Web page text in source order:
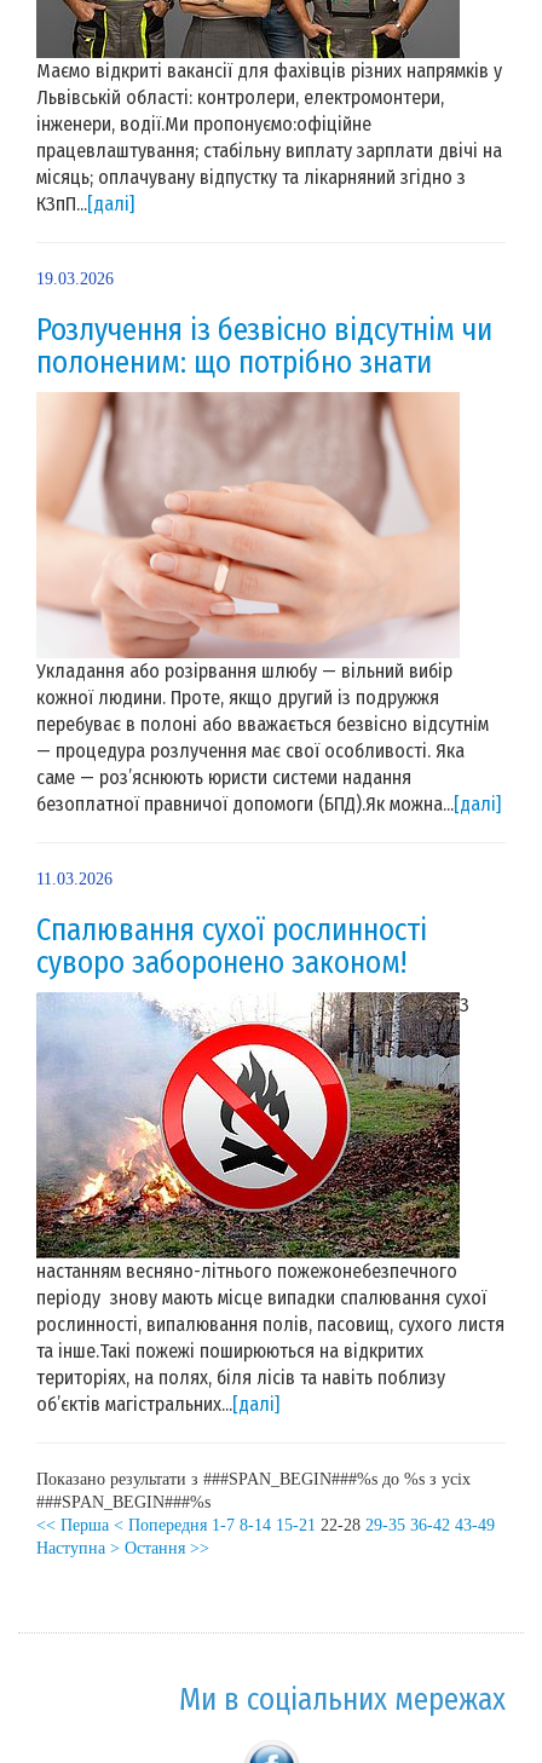
Маємо відкриті вакансії для фахівців різних напрямків у
Львівській області: контролери, електромонтери,
інженери, водії.Ми пропонуємо:офіційне
працевлаштування; стабільну виплату зарплати двічі на
місяць; оплачувану відпустку та лікарняний згідно з
КЗпП...[далі]
19.03.2026
Розлучення із безвісно відсутнім чи
полоненим: що потрібно знати
Укладання або розірвання шлюбу — вільний вибір
кожної людини. Проте, якщо другий із подружжя
перебуває в полоні або вважається безвісно відсутнім
— процедура розлучення має свої особливості. Яка
саме — роз’яснюють юристи системи надання
безоплатної правничої допомоги (БПД).Як можна...[далі]
11.03.2026
Спалювання сухої рослинності
суворо заборонено законом!
З
настанням весняно-літнього пожежонебезпечного
періоду знову мають місце випадки спалювання сухої
рослинності, випалювання полів, пасовищ, сухого листя
та інше.Такі пожежі поширюються на відкритих
територіях, на полях, біля лісів та навіть поблизу
об’єктів магістральних...[далі]
Показано результати з ###SPAN_BEGIN###%s до %s з усіх
###SPAN_BEGIN###%s
<< Перша < Попередня 1-7 8-14 15-21 22-28 29-35 36-42 43-49
Наступна > Остання >>
Ми в соціальних мережах